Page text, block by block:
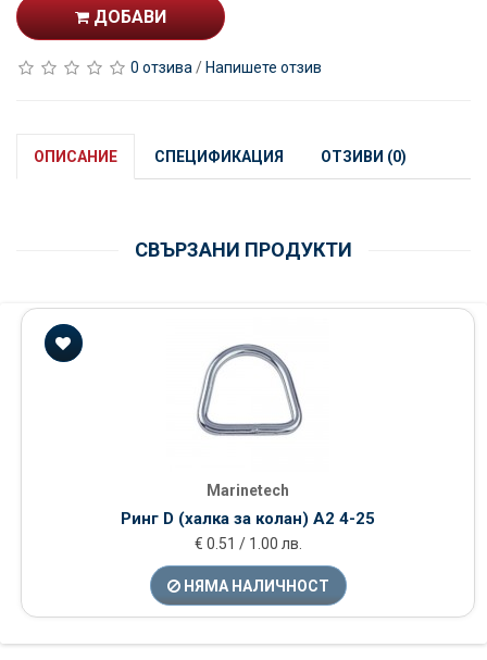
ДОБАВИ
0 отзива / Напишете отзив
ОПИСАНИЕ СПЕЦИФИКАЦИЯ ОТЗИВИ (0)
СВЪРЗАНИ ПРОДУКТИ
Marinetech
Ринг D (халка за колан) А2 4-25
€ 0.51 / 1.00 лв.
НЯМА НАЛИЧНОСТ